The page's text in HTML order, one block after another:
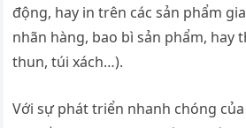
động, hay in trên các sản phẩm
nhãn hàng, bao bì sản phẩm, hay
thun, túi xách…).
Với sự phát triển nhanh chóng